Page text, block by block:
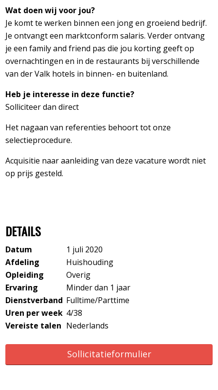
Wat doen wij voor jou?
Je komt te werken binnen een jong en groeiend bedrijf.
Je ontvangt een marktconform salaris. Verder ontvang
je een family and friend pas die jou korting geeft op
overnachtingen en in de restaurants bij verschillende
van der Valk hotels in binnen- en buitenland.
Heb je interesse in deze functie?
Solliciteer dan direct
Het nagaan van referenties behoort tot onze
selectieprocedure.
Acquisitie naar aanleiding van deze vacature wordt niet
op prijs gesteld.
DETAILS
Datum
1 juli 2020
Afdeling
Huishouding
Opleiding
Overig
Ervaring
Minder dan 1 jaar
Dienstverband Fulltime/Parttime
Uren per week 4/38
Vereiste talen Nederlands
Sollicitatieformulier